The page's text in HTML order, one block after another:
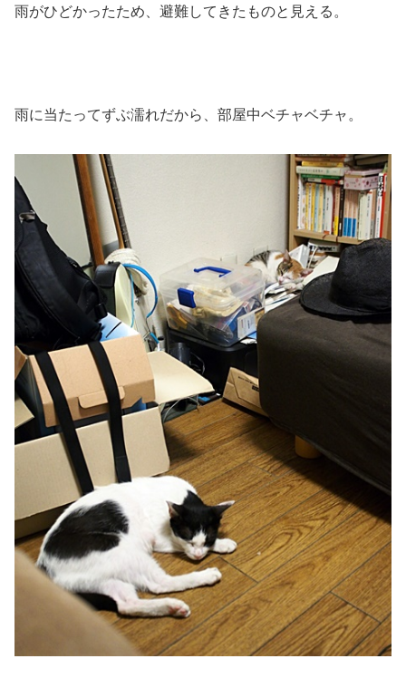
雨がひどかったため、避難してきたものと見える。
雨に当たってずぶ濡れだから、部屋中ベチャベチャ。